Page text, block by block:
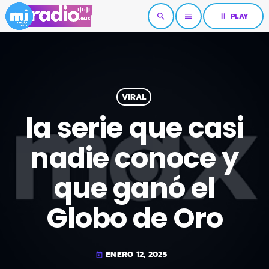
search menu pause PLAY
VIRAL
la serie que casi
nadie conoce y
que ganó el
Globo de Oro
today ENERO 12, 2025